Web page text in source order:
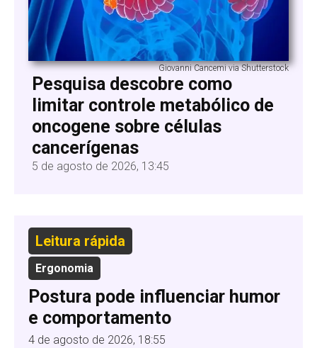
Giovanni Cancemi via Shutterstock
Pesquisa descobre como
limitar controle metabólico de
oncogene sobre células
cancerígenas
5 de agosto de 2026, 13:45
Leitura rápida
Ergonomia
Postura pode influenciar humor
e comportamento
4 de agosto de 2026, 18:55